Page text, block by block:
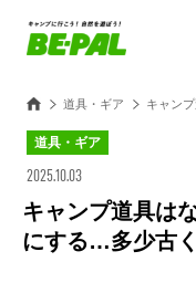
道具・ギア キャン
道具・ギア
2025.10.03
キャンプ道具は
にする…多少古